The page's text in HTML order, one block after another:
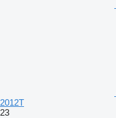
2012T
23